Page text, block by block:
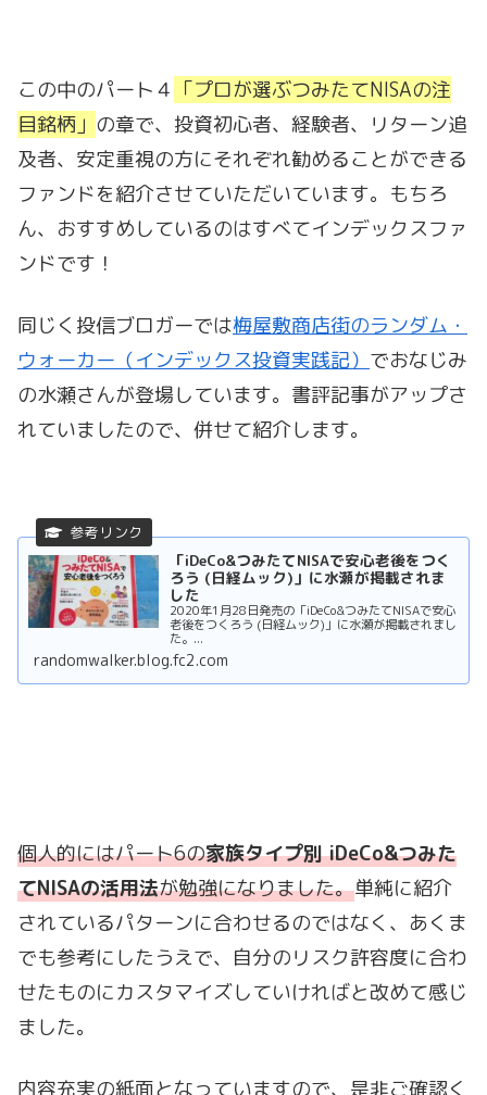
この中のパート４ 「プロが選ぶつみたてNISAの注
目銘柄」 の章で、投資初心者、経験者、リターン追
及者、安定重視の方にそれぞれ勧めることができる
ファンドを紹介させていただいています。もちろ
ん、おすすめしているのはすべてインデックスファ
ンドです！
同じく投信ブロガーでは梅屋敷商店街のランダム・
ウォーカー（インデックス投資実践記） でおなじみ
の水瀬さんが登場しています。書評記事がアップさ
れていましたので、併せて紹介します。
「iDeCo&つみたてNISAで安心老後をつく
ろう (日経ムック)」に水瀬が掲載されま
した
2020年1月28日発売の「iDeCo&つみたてNISAで安心
老後をつくろう (日経ムック)」に水瀬が掲載されまし
た。...
randomwalker.blog.fc2.com
個人的にはパート6の家族タイプ別 iDeCo&つみた
てNISAの活用法が勉強になりました。単純に紹介
されているパターンに合わせるのではなく、あくま
でも参考にしたうえで、自分のリスク許容度に合わ
せたものにカスタマイズしていければと改めて感じ
ました。
内容充実の紙面となっていますので、是非ご確認く